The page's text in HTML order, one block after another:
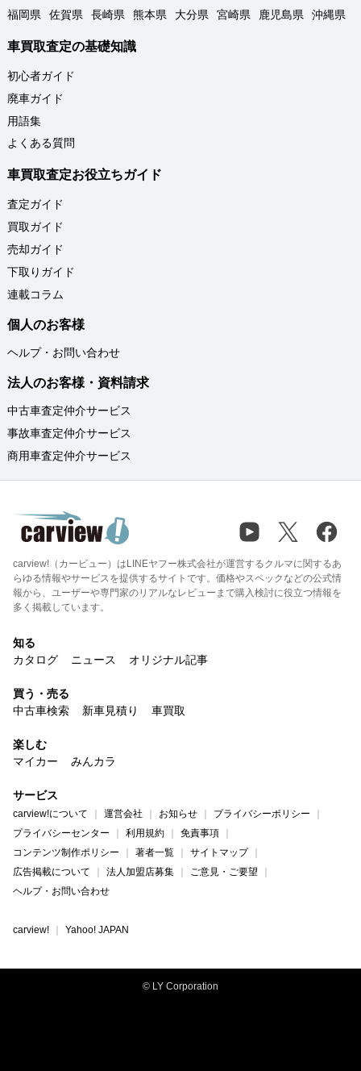
福岡県
佐賀県 長崎県 熊本県 大分県 宮崎県 鹿児島県 沖縄県
車買取査定の基礎知識
初心者ガイド
廃車ガイド
用語集
よくある質問
車買取査定お役立ちガイド
査定ガイド
買取ガイド
売却ガイド
下取りガイド
連載コラム
個人のお客様
ヘルプ・お問い合わせ
法人のお客様・資料請求
中古車査定仲介サービス
事故車査定仲介サービス
商用車査定仲介サービス
carview!（カービュー）はLINEヤフー株式会社が運営するクルマに関するあ
らゆる情報やサービスを提供するサイトです。価格やスペックなどの公式情
報から、ユーザーや専門家のリアルなレビューまで購入検討に役立つ情報を
多く掲載しています。
知る
カタログ
ニュース オリジナル記事
買う・売る
中古車検索
新車見積り 車買取
楽しむ
マイカー
みんカラ
サービス
carview!について 運営会社 お知らせ
プライバシーポリシー
プライバシーセンター
利用規約
免責事項
コンテンツ制作ポリシー
著者一覧
サイトマップ
広告掲載について
法人加盟店募集
ご意見・ご要望
ヘルプ・お問い合わせ
carview! Yahoo! JAPAN
© LY Corporation